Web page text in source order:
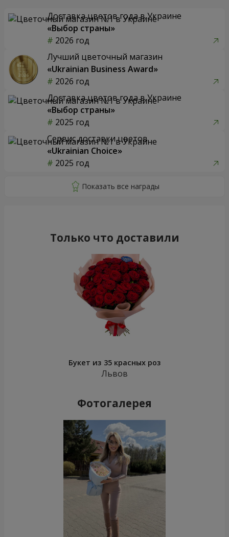
Доставка цветов года в Украине
«Выбор страны»
2026 год
Лучший цветочный магазин
«Ukrainian Business Award»
2026 год
Доставка цветов года в Украине
«Выбор страны»
2025 год
Сервис доставки цветов
«Ukrainian Choice»
2025 год
Только что доставили
Букет из 35 красных роз
Львов
Фотогалерея